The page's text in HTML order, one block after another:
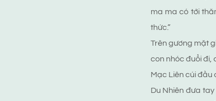
ma ma có tới
thức.”
Trên gương mặt
con nhóc đuổi đi,
Mạc Liên cúi đầu
Du Nhiên đưa